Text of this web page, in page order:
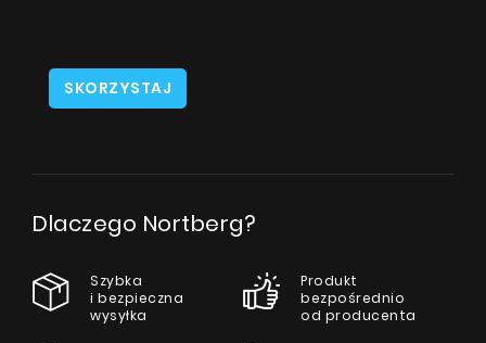
SKORZYSTAJ
Dlaczego Nortberg?
Szybka
i bezpieczna
wysyłka
Produkt
bezpośrednio
od producenta